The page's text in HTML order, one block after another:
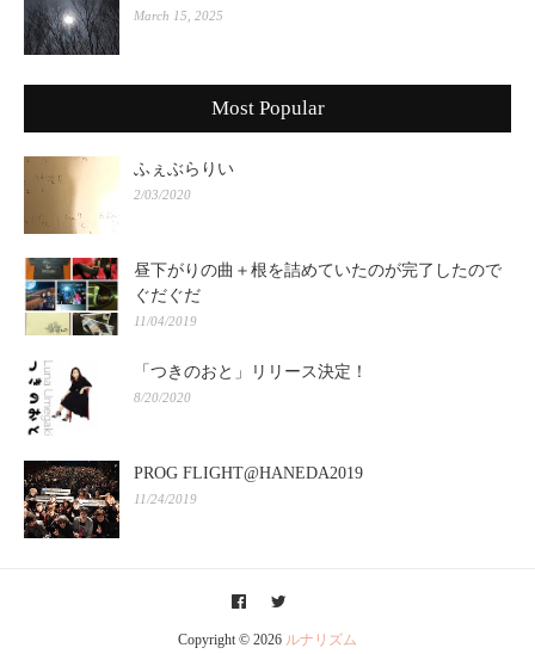
March 15, 2025
Most Popular
ふぇぶらりい
2/03/2020
昼下がりの曲＋根を詰めていたのが完了したので
ぐだぐだ
11/04/2019
「つきのおと」リリース決定！
8/20/2020
PROG FLIGHT@HANEDA2019
11/24/2019
Copyright © 2026 ルナリズム